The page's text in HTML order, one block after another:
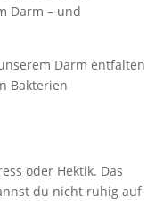
Darm – und
Darm entfalten
Bakterien
oder Hektik. Das
du nicht ruhig auf